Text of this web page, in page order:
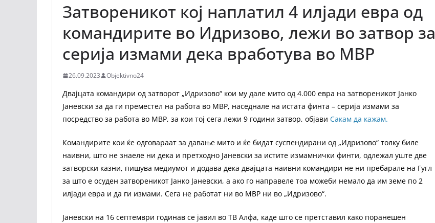
Затвореникот кој наплатил 4 илјади евра од
командирите во Идризово, лежи во затвор за
серија измами дека вработува во МВР
26.09.2023 Objektivno24
Двајцата командири од затворот „Идризово“ кои му дале мито од 4.000 евра на затвореникот Јанко
Јаневски за да ги преместел на работа во МВР, наседнале на истата финта – серија измами за
посредство за работа во МВР, за кои тој сега лежи 9 години затвор, објави Сакам да кажам.
Командирите кои ќе одговараат за давање мито и ќе бидат суспендирани од „Идризово“ толку биле
наивни, што не знаеле ни дека и претходно Јаневски за истите измамнички финти, одлежал уште две
затворски казни, пишува медиумот и додава дека двајцата наивни командири не ни пребарале на Гугл
за што е осуден затвореникот Јанко Јаневски, а ако го направеле тоа можеби немало да им земе по 2
илјади евра и да ги измами. Сега не работат ни во МВР ни во „Идризово“.
Јаневски на 16 септември годинав се јавил во ТВ Алфа, каде што се претставил како поранешен